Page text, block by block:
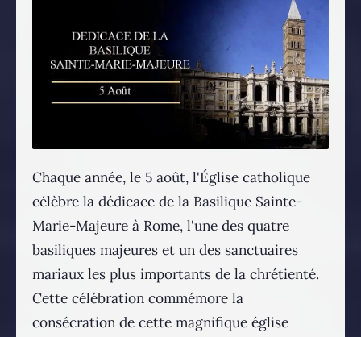
Chaque année, le 5 août, l'Église catholique
célèbre la dédicace de la Basilique Sainte-
Marie-Majeure à Rome, l'une des quatre
basiliques majeures et un des sanctuaires
mariaux les plus importants de la chrétienté.
Cette célébration commémore la
consécration de cette magnifique église